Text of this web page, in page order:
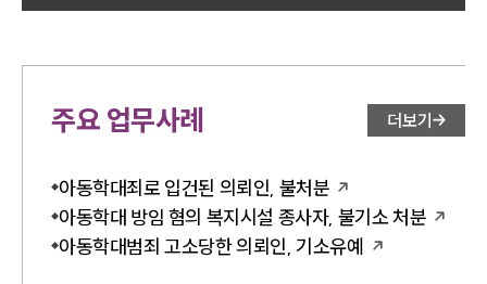
주요 업무사례 더보기
아동학대죄로 입건된 의뢰인, 불처분
아동학대 방임 혐의 복지시설 종사자, 불기소 처분
아동학대범죄 고소당한 의뢰인, 기소유예